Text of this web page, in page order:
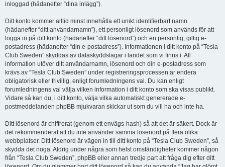
inloggad (hädanefter “dina inlägg”).
Ditt konto kommer alltid minst innehålla ett unikt identifierbart namn
(hädanefter “ditt användarnamn”), ett personligt lösenord som används för att
logga in på ditt konto (hädanefter “ditt lösenord”) och en personlig, giltig e-
postadress (hädanefter “din e-postadress”). Informationen i ditt konto på “Tesla
Club Sweden” skyddas av dataskyddslagar i landet som vi finns i. All
information utöver ditt användarnamn, lösenord och din e-postadress som
krävs av “Tesla Club Sweden” under registreringsprocessen är endera
obligatorisk eller frivillig, enligt forumledningens val. Du kan enligt
forumledningens val välja vilken information i ditt konto som ska visas publikt.
Vidare så kan du, i ditt konto, välja vilka automatiskt genererade e-
postmeddelanden phpBB mjukvaran skickar ut som du vill ha och inte ha.
Ditt lösenord är chiffrerat (genom ett envägs-hash) så att det är säkert. Dock är
det rekommenderat att du inte använder samma lösenord på flera olika
webbplatser. Ditt lösenord är vägen in till ditt konto på “Tesla Club Sweden”, så
skydda det noga. Aldrig under några som helst omständigheter kommer någon
från “Tesla Club Sweden”, phpBB eller annan tredje part att fråga dig efter ditt